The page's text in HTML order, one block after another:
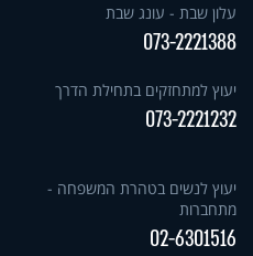
עלון שבת - עונג שבת
073-2221388
יעוץ למתחזקים בתחילת הדרך
073-2221232
יעוץ לנשים בטהרת המשפחה -
מתחברות
02-6301516